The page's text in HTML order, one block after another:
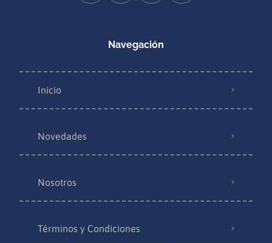
Navegación
Inicio
Novedades
Nosotros
Términos y Condiciones